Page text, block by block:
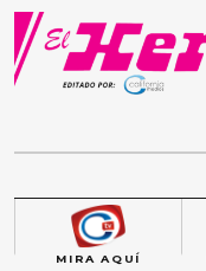
Skip
content
MIRA AQUÍ